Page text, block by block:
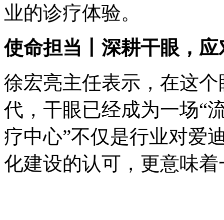
业的诊疗体验。
使命担当丨深耕干眼，应
徐宏亮主任表示，在这
代，干眼已经成为一场“
疗中心”不仅是行业对爱
化建设的认可，更意味